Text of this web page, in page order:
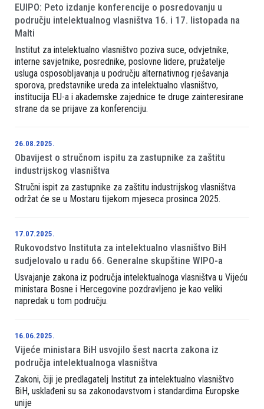
EUIPO: Peto izdanje konferencije o posredovanju u
području intelektualnog vlasništva 16. i 17. listopada na
Malti
Institut za intelektualno vlasništvo poziva suce, odvjetnike,
interne savjetnike, posrednike, poslovne lidere, pružatelje
usluga osposobljavanja u području alternativnog rješavanja
sporova, predstavnike ureda za intelektualno vlasništvo,
institucija EU-a i akademske zajednice te druge zainteresirane
strane da se prijave za konferenciju.
26.08.2025.
Obavijest o stručnom ispitu za zastupnike za zaštitu
industrijskog vlasništva
Stručni ispit za zastupnike za zaštitu industrijskog vlasništva
održat će se u Mostaru tijekom mjeseca prosinca 2025.
17.07.2025.
Rukovodstvo Instituta za intelektualno vlasništvo BiH
sudjelovalo u radu 66. Generalne skupštine WIPO-a
Usvajanje zakona iz područja intelektualnoga vlasništva u Vijeću
ministara Bosne i Hercegovine pozdravljeno je kao veliki
napredak u tom području.
16.06.2025.
Vijeće ministara BiH usvojilo šest nacrta zakona iz
područja intelektualnoga vlasništva
Zakoni, čiji je predlagatelj Institut za intelektualno vlasništvo
BiH, usklađeni su sa zakonodavstvom i standardima Europske
unije